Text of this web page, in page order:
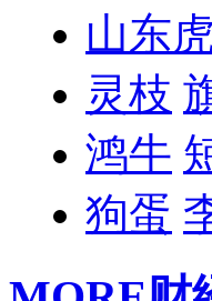
山东
灵枝
鸿牛
狗蛋